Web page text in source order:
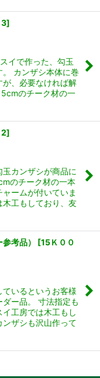
3]
イで作った、勾玉
カンザシ本体に巻
、必要なければ解
のチーク材の一
]
カンザシが商品に
のチーク材の一本
ームが付いていま
工もしており、友
考品） [15Ｋ００
いるというお客様
ー品。 寸法指定も
工房では木工もし
ザシも沢山作って